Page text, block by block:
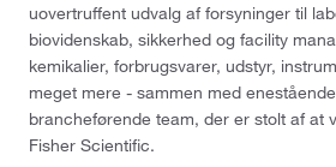
uovertruffent udvalg af forsyninger til
biovidenskab, sikkerhed og facility
kemikalier, forbrugsvarer, udstyr,
meget mere - sammen med
brancheførende team, der er stolt af at
Fisher Scientific.